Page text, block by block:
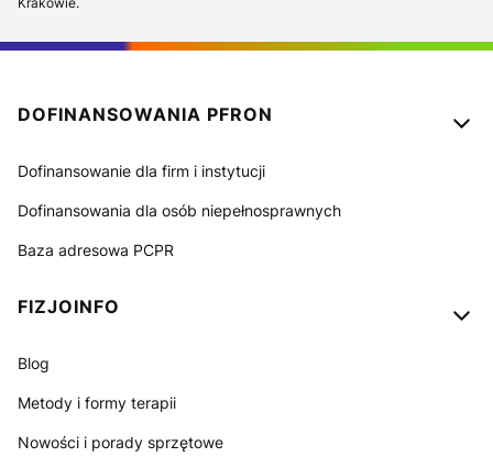
Linki w stopce
DOFINANSOWANIA PFRON
Dofinansowanie dla firm i instytucji
Dofinansowania dla osób niepełnosprawnych
Baza adresowa PCPR
FIZJOINFO
Blog
Metody i formy terapii
Nowości i porady sprzętowe